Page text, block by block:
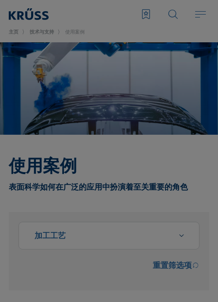
主页 技术与支持 使用案例
使用案例
表面科学如何在广泛的应用中扮演着至关重要的角色
加工工艺
重置筛选项